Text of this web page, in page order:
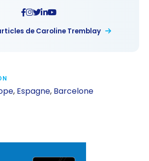
de Caroline Tremblay
, Espagne, Barcelone